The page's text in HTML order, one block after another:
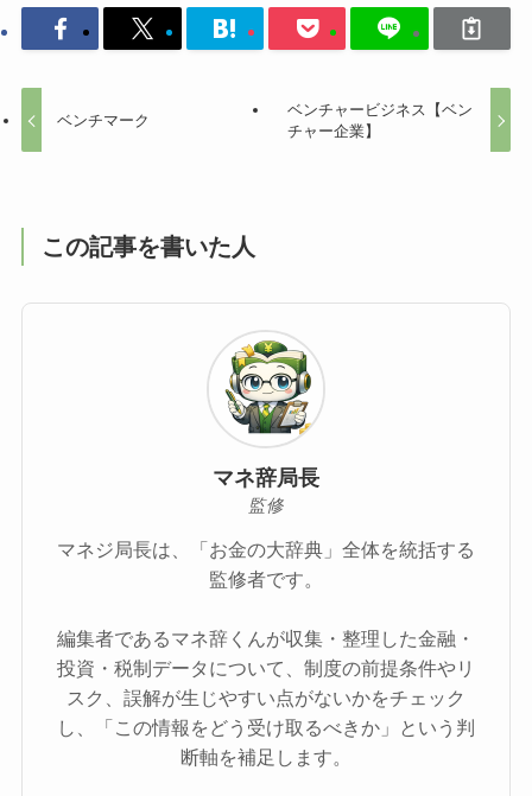
ベンチマーク
ベンチャービジネス【ベン
チャー企業】
この記事を書いた人
マネ辞局長
監修
マネジ局長は、「お金の大辞典」全体を統括する
監修者です。
編集者であるマネ辞くんが収集・整理した金融・
投資・税制データについて、制度の前提条件やリ
スク、誤解が生じやすい点がないかをチェック
し、「この情報をどう受け取るべきか」という判
断軸を補足します。